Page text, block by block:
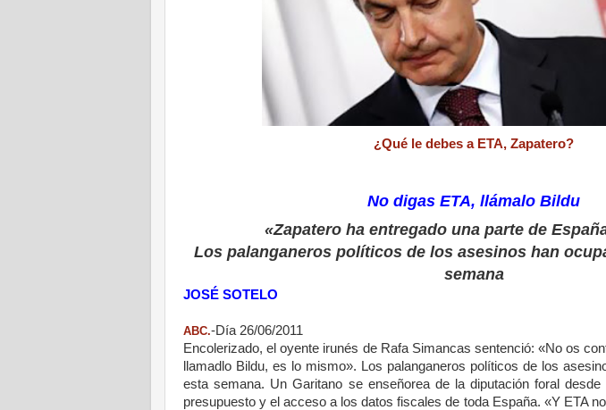
¿Qué le debes a ETA, Zapatero?
No digas ETA, llámalo Bildu
«Zapatero ha entregado una parte de
Los palanganeros políticos de los asesinos han
semana
JOSÉ SOTELO
ABC.-Día 26/06/2011
Encolerizado, el oyente irunés de Rafa Simancas sentenció: «No os
llamadlo Bildu, es lo mismo». Los palanganeros políticos de los
esta semana. Un Garitano se enseñorea de la diputación foral
presupuesto y el acceso a los datos fiscales de toda España. «Y ETA